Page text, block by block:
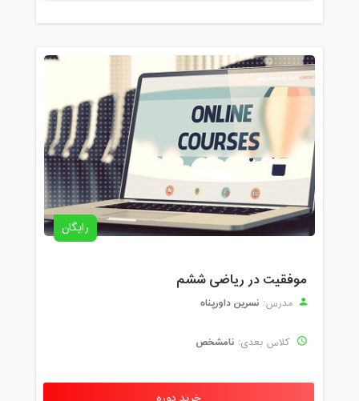
رایگان
موفقیت در ریاضی ششم
مدرس: نسرین داورپناه
کلاس بعدی: نامشخص